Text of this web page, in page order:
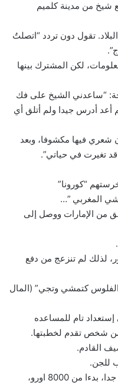
شيخ من مدينة كلميم
تقول دون تردد “اتصلتُ
لكن المشترك بينها
“ساعدني الشيخ على فك
أعد أدرس جيدا ولم أتلق أي
فيها مكشوفا، وبعد
تغيرت في حياتي”.
“كورونا”
المغربي ”…
من الإمارات ووصل إلى
لذلك لم تنزعج من دفع
“الفلوس كتمشي وتجي” (المال
تام للمساعده
من شخص تقدم لخطبتها.
القادم.
للجن.
نحن نعد طلاسم روحانية بأثمنة مناسبة جدا، بدءا من 8000 اورو،